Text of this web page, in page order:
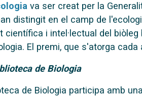
va ser creat per la
distingit en el camp de
i intel·lectual del
El premi, que s'atorga
de Biologia
de Biologia participa amb